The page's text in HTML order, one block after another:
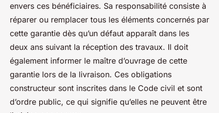
envers ces bénéficiaires. Sa responsabilité consiste à
réparer ou remplacer tous les éléments concernés par
cette garantie dès qu’un défaut apparaît dans les
deux ans suivant la réception des travaux. Il doit
également informer le maître d’ouvrage de cette
garantie lors de la livraison. Ces obligations
constructeur sont inscrites dans le Code civil et sont
d’ordre public, ce qui signifie qu’elles ne peuvent être